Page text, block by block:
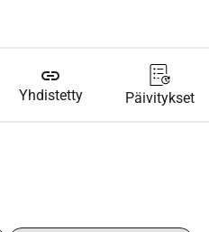
link
Yhdistetty Päivitykset